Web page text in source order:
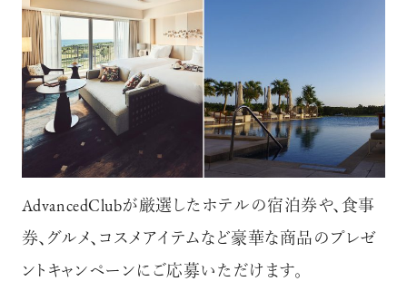
AdvancedClubが厳選したホテルの宿泊券や、食事
券、グルメ、コスメアイテムなど豪華な商品のプレゼ
ントキャンペーンにご応募いただけます。